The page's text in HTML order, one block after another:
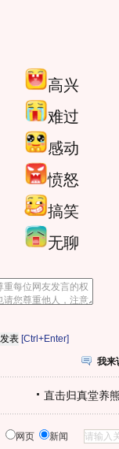
高兴
难过
感动
愤怒
搞笑
无聊
[Ctrl+Enter]
我来
直击归真堂养
网页 新闻